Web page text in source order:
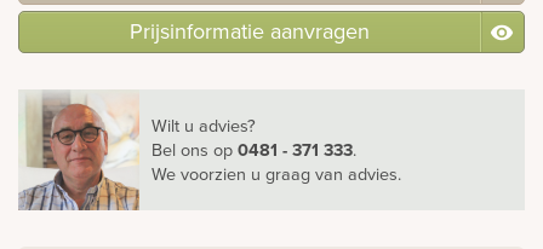
Prijsinformatie aanvragen
Wilt u advies?
Bel ons op0481 - 371 333.
We voorzien u graag van advies.